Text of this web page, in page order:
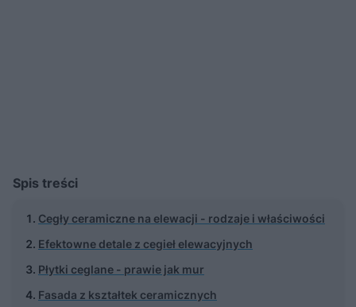
Spis treści
Cegły ceramiczne na elewacji - rodzaje i właściwości
Efektowne detale z cegieł elewacyjnych
Płytki ceglane - prawie jak mur
Fasada z kształtek ceramicznych